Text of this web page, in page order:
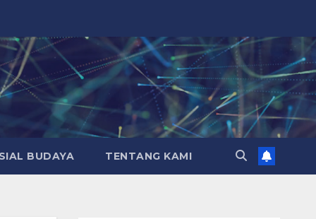
BUDAYA TENTANG KAMI